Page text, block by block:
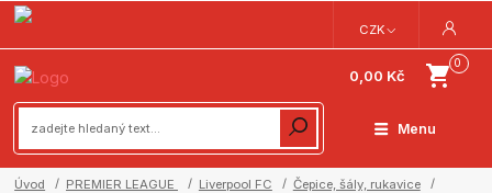
Menu
CZK
0
0,00 Kč
Úvod PREMIER LEAGUE Liverpool FC
Čepice, šály, rukavice